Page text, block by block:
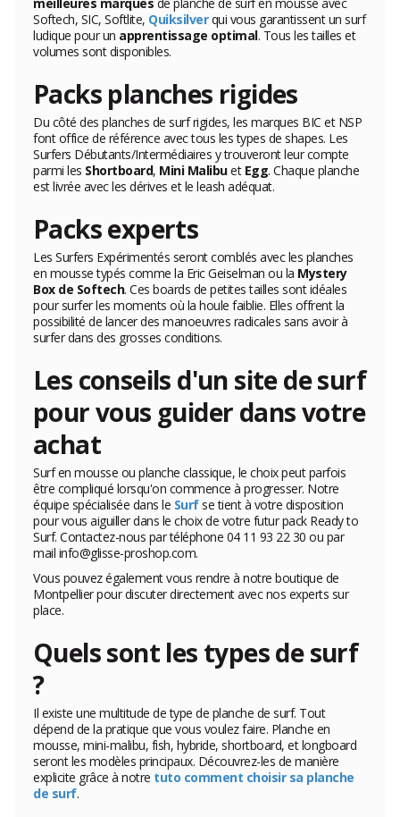
meilleures marques de planche de surf en mousse avec
Softech, SIC, Softlite, Quiksilverqui vous garantissent un surf
ludique pour un apprentissage optimal. Tous les tailles et
volumes sont disponibles.
Packs planches rigides
Du côté des planches de surf rigides, les marques BIC et NSP
font office de référence avec tous les types de shapes. Les
Surfers Débutants/Intermédiaires y trouveront leur compte
parmi les Shortboard, Mini Malibuet Egg. Chaque planche
est livrée avec les dérives et le leash adéquat.
Packs experts
Les Surfers Expérimentés seront comblés avec les planches
en mousse typés comme la Eric Geiselman ou la Mystery
Box de Softech. Ces boards de petites tailles sont idéales
pour surfer les moments où la houle faiblie. Elles offrent la
possibilité de lancer des manoeuvres radicales sans avoir à
surfer dans des grosses conditions.
Les conseils d'un site de surf
pour vous guider dans votre
achat
Surf en mousse ou planche classique, le choix peut parfois
être compliqué lorsqu'on commence à progresser. Notre
équipe spécialisée dans le Surfse tient à votre disposition
pour vous aiguiller dans le choix de votre futur pack Ready to
Surf. Contactez-nous par téléphone 04 11 93 22 30 ou par
mail info@glisse-proshop.com.
Vous pouvez également vous rendre à notre boutique de
Montpellier pour discuter directement avec nos experts sur
place.
Quels sont les types de surf
?
Il existe une multitude de type de planche de surf. Tout
dépend de la pratique que vous voulez faire. Planche en
mousse, mini-malibu, fish, hybride, shortboard, et longboard
seront les modèles principaux. Découvrez-les de manière
explicite grâce à notre tuto comment choisir sa planche
de surf.